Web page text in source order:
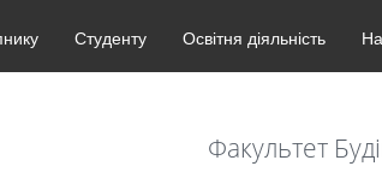
Студенту Освітня діяльність
Факультет